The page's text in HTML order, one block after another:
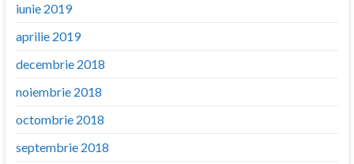
iunie 2019
aprilie 2019
decembrie 2018
noiembrie 2018
octombrie 2018
septembrie 2018